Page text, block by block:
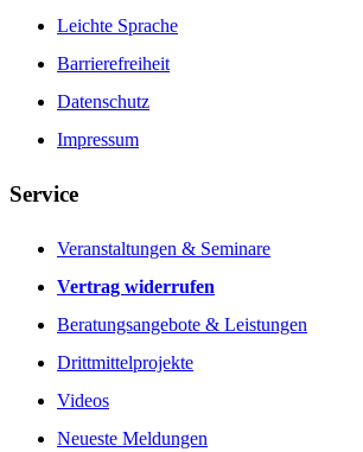
Leichte Sprache
Barrierefreiheit
Datenschutz
Impressum
Service
Veranstaltungen & Seminare
Vertrag widerrufen
Beratungsangebote & Leistungen
Drittmittelprojekte
Videos
Neueste Meldungen